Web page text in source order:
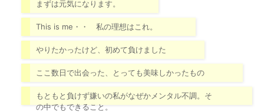
まずは元気になります。
This is me・・ 私の理想はこれ。
やりたかったけど、初めて負けました
ここ数日で出会った、とっても美味しかったもの
もともと負けず嫌いの私がなぜかメンタル不調。そ
の中でもできること。